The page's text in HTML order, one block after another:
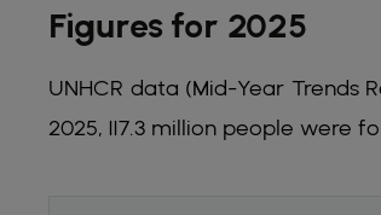
Figures for 2025
UNHCR data (Mid-Year
2025, 117.3 million people were